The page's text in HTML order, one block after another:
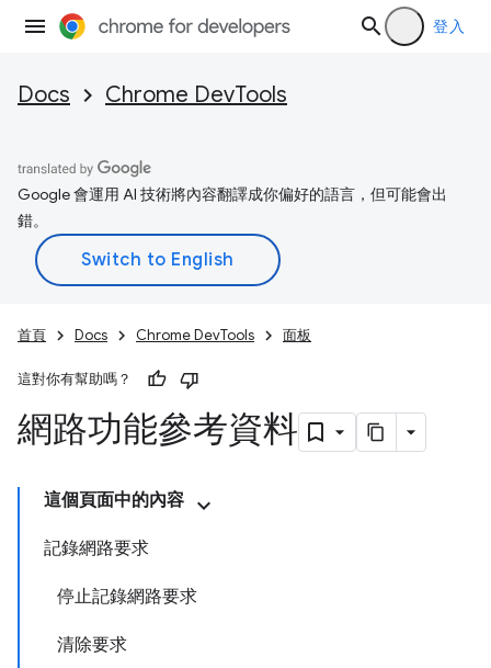
登入
Docs Chrome DevTools
Google 會運用 AI 技術將內容翻譯成你偏好的語言，但可能會出
錯。
首頁 Docs Chrome DevTools 面板
這對你有幫助嗎？
網路功能參考資料
這個頁面中的內容
記錄網路要求
停止記錄網路要求
清除要求